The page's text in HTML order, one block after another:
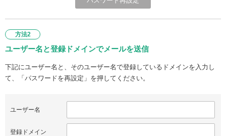
方法2
ユーザー名と登録ドメインでメールを送信
下記にユーザー名と、そのユーザー名で登録しているドメインを入力し
て、「パスワードを再設定」を押してください。
ユーザー名
登録ドメイン